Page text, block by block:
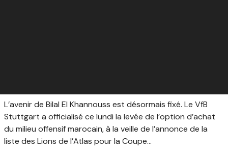
L’avenir de Bilal El Khannouss est désormais fixé. Le VfB
Stuttgart a officialisé ce lundi la levée de l’option d’achat
du milieu offensif marocain, à la veille de l’annonce de la
liste des Lions de l’Atlas pour la Coupe...